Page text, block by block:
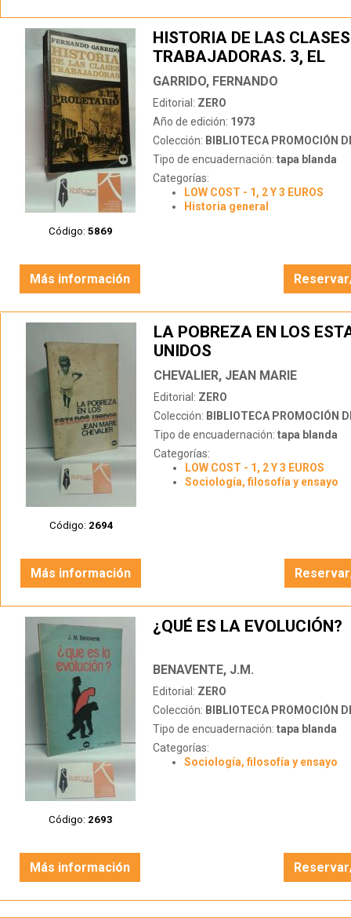
Código: 5869
HISTORIA DE LAS CLASES
TRABAJADORAS. 3, EL
PROLETARIO.
GARRIDO, FERNANDO
Editorial: ZERO
Año de edición: 1973
Colección: BIBLIOTECA PROMOCIÓN
Tipo de encuadernación: tapa blanda
Categorías:
LOW COST - 1, 2 Y 3 EUROS
Historia general
Más información
Código: 2694
LA POBREZA EN LOS
UNIDOS
CHEVALIER, JEAN MARIE
Editorial: ZERO
Colección: BIBLIOTECA PROMOCIÓN
Tipo de encuadernación: tapa blanda
Categorías:
LOW COST - 1, 2 Y 3 EUROS
Sociología, filosofía y ensayo
Más información
Código: 2693
¿QUÉ ES LA EVOLUCIÓN?
BENAVENTE, J.M.
Editorial: ZERO
Colección: BIBLIOTECA PROMOCIÓN
Tipo de encuadernación: tapa blanda
Categorías:
Sociología, filosofía y ensayo
Más información